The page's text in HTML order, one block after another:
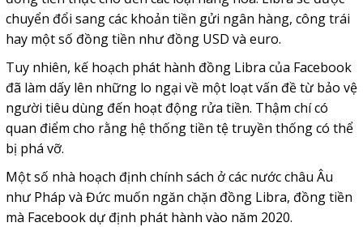
chuyển đổi sang các khoản tiền gửi ngân hàng, công trái
hay một số đồng tiền như đồng USD và euro.
Tuy nhiên, kế hoạch phát hành đồng Libra của Facebook
đã làm dấy lên những lo ngại về một loạt vấn đề từ bảo vệ
người tiêu dùng đến hoạt động rửa tiền. Thậm chí có
quan điểm cho rằng hệ thống tiền tệ truyền thống có thể
bị phá vỡ.
Một số nhà hoạch định chính sách ở các nước châu Âu
như Pháp và Đức muốn ngăn chặn đồng Libra, đồng tiền
mà Facebook dự định phát hành vào năm 2020.